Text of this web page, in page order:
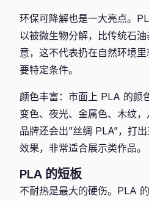
环保可降解也是一大亮点。
以被微生物分解，比传统石
意，这不代表扔在自然环境
要特定条件。
颜色丰富：市面上 PLA 的颜
变色、夜光、金属色、木纹
品牌还会出”丝绸 PLA”，打
效果，非常适合展示类作品。
PLA 的短板
不耐热是最大的硬伤。PLA